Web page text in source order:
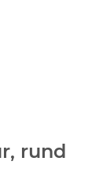
rund